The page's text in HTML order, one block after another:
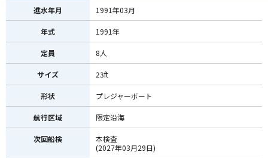
進水年月 1991年03月
年式 1991年
定員 8人
サイズ 23ft
形状 プレジャーボート
航行区域 限定沿海
次回船検
本検査
(2027年03月29日)